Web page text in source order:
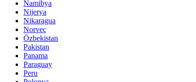
Namibya
Nijerya
Nikaragua
Norveç
Özbekistan
Pakistan
Panama
Paraguay
Peru